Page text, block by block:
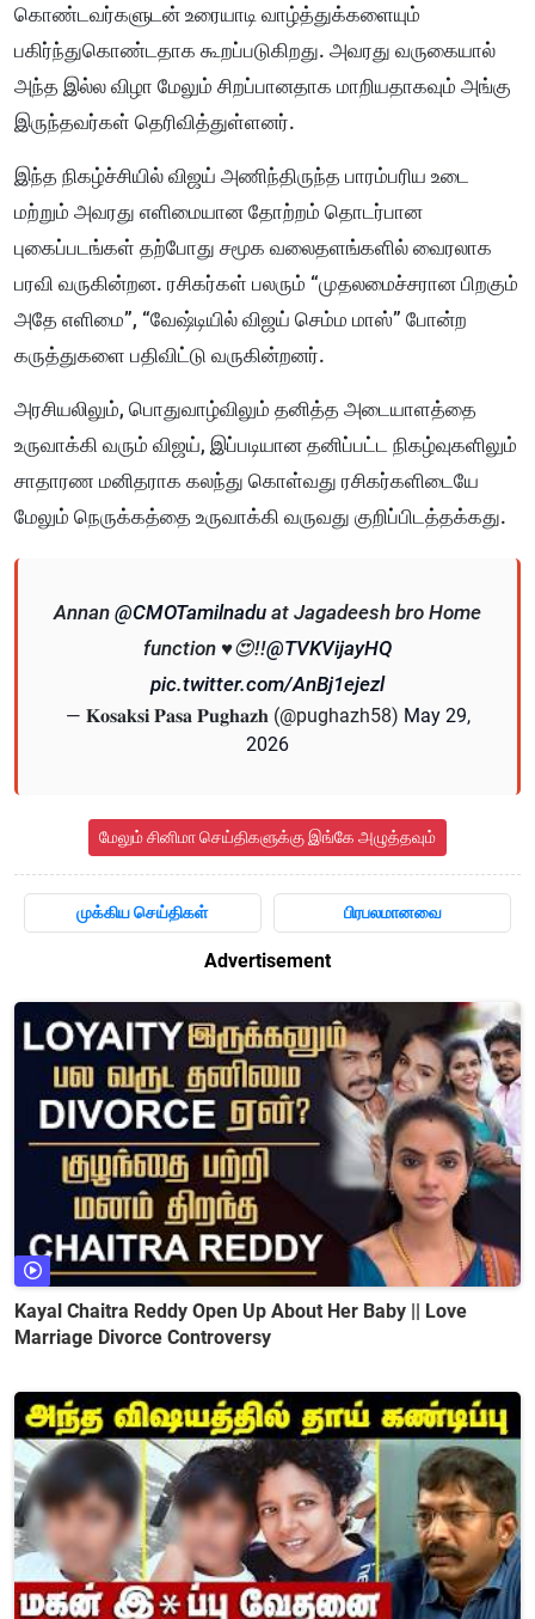
கொண்டவர்களுடன் உரையாடி வாழ்த்துக்களையும்
பகிர்ந்துகொண்டதாக கூறப்படுகிறது. அவரது வருகையால்
அந்த இல்ல விழா மேலும் சிறப்பானதாக மாறியதாகவும் அங்கு
இருந்தவர்கள் தெரிவித்துள்ளனர்.
இந்த நிகழ்ச்சியில் விஜய் அணிந்திருந்த பாரம்பரிய உடை
மற்றும் அவரது எளிமையான தோற்றம் தொடர்பான
புகைப்படங்கள் தற்போது சமூக வலைதளங்களில் வைரலாக
பரவி வருகின்றன. ரசிகர்கள் பலரும் “முதலமைச்சரான பிறகும்
அதே எளிமை”, “வேஷ்டியில் விஜய் செம்ம மாஸ்” போன்ற
கருத்துகளை பதிவிட்டு வருகின்றனர்.
அரசியலிலும், பொதுவாழ்விலும் தனித்த அடையாளத்தை
உருவாக்கி வரும் விஜய், இப்படியான தனிப்பட்ட நிகழ்வுகளிலும்
சாதாரண மனிதராக கலந்து கொள்வது ரசிகர்களிடையே
மேலும் நெருக்கத்தை உருவாக்கி வருவது குறிப்பிடத்தக்கது.
Annan @CMOTamilnadu at Jagadeesh bro Home
function ♥️😍!!@TVKVijayHQ
pic.twitter.com/AnBj1ejezl
— 𝐊𝐨𝐬𝐚𝐤𝐬𝐢 𝐏𝐚𝐬𝐚 𝐏𝐮𝐠𝐡𝐚𝐳𝐡 (@pughazh58) May 29,
2026
மேலும் சினிமா செய்திகளுக்கு இங்கே அழுத்தவும்
முக்கிய செய்திகள் பிரபலமானவை
Advertisement
Kayal Chaitra Reddy Open Up About Her Baby || Love
Marriage Divorce Controversy